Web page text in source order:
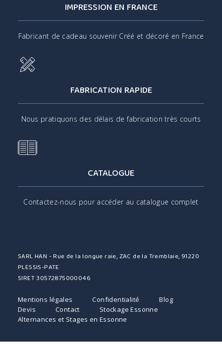
IMPRESSION EN FRANCE
Fabricant de cadeau souvenir Créé et décoré en France
FABRICATION RAPIDE
Nous pratiquons des délais de fabrication très courts
CATALOGUE
Contactez-nous pour accéder au catalogue complet
SARL HAN - Rue de la longue raie, ZAC de la Tremblaie, 91220
PLESSIS-PATE
SIRET 30572875000046
Mentions légales Confidentialité
Blog
Devis
Contact
Stockage Essonne
Alternances et Stages en Essonne